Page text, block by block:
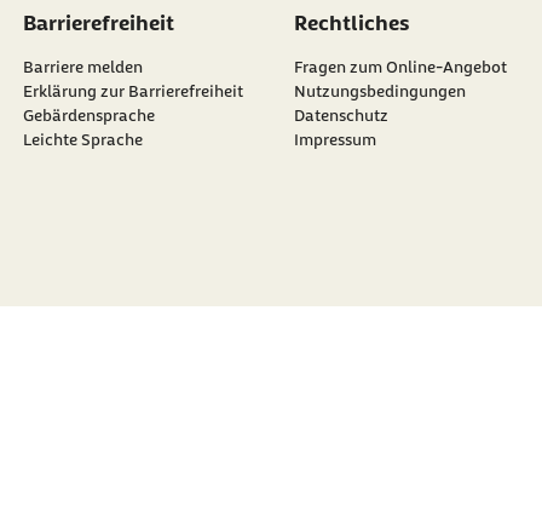
Barrierefreiheit
Barriere melden
Erklärung zur Barrierefreiheit
Gebärdensprache
Leichte Sprache
Rechtliches
Fragen zum Online-Angebot
Nutzungsbedingungen
Datenschutz
Impressum